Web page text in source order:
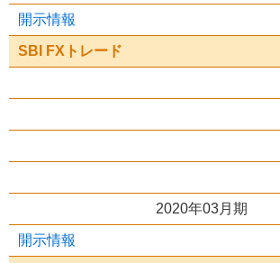
開示情報
SBI FXトレード
2020年03月期
開示情報